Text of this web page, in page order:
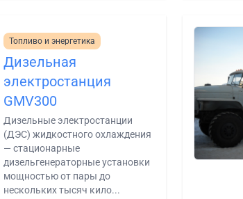
Топливо и энергетика
Дизельная
электростанция
GMV300
Дизельные электростанции
(ДЭС) жидкостного охлаждения
— стационарные
дизельгенераторные установки
мощностью от пары до
нескольких тысяч кило...